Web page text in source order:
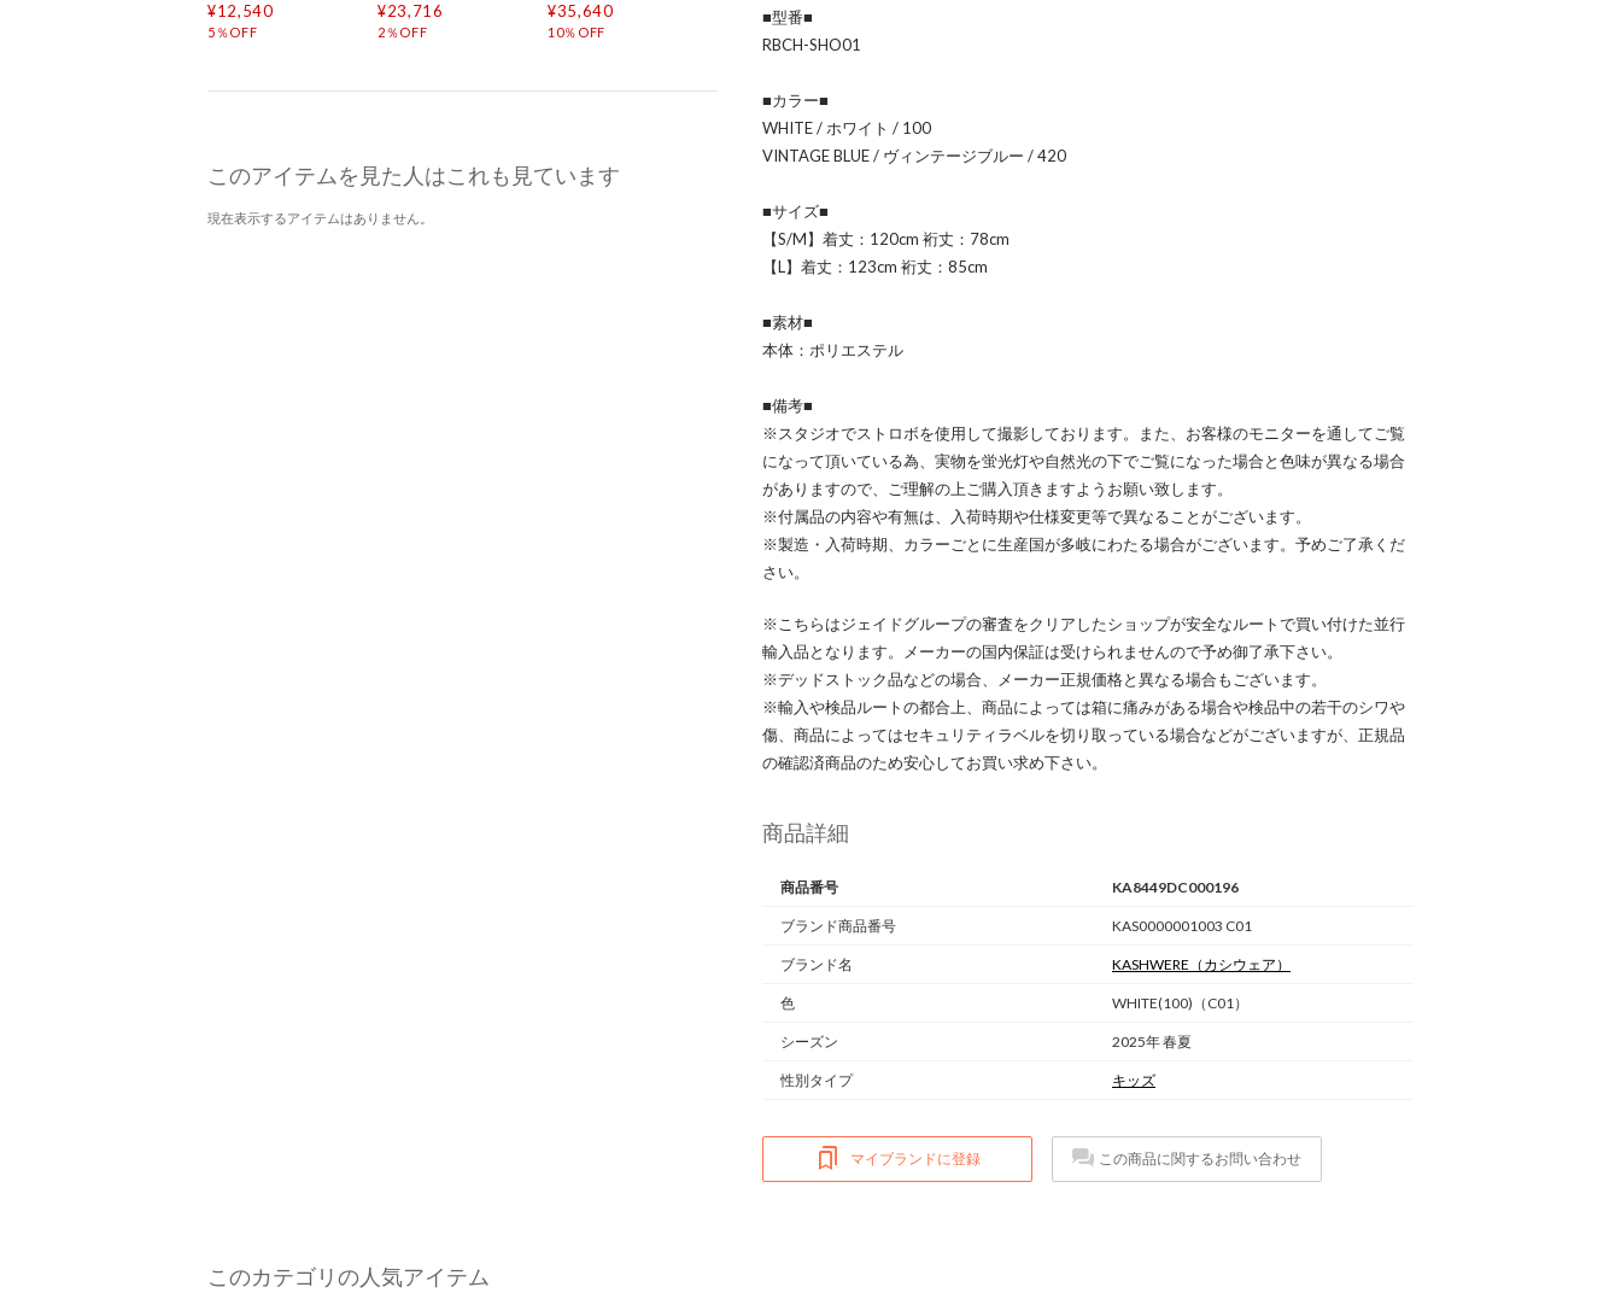
¥12,540
5％OFF
¥23,716
2％OFF
¥35,640
10％OFF
このアイテムを見た人はこれも見ています
現在表示するアイテムはありません。
■型番■
RBCH-SHO01
■カラー■
WHITE / ホワイト / 100
VINTAGE BLUE / ヴィンテージブルー / 420
■サイズ■
【S/M】着丈：120cm 裄丈：78cm
【L】着丈：123cm 裄丈：85cm
■素材■
本体：ポリエステル
■備考■
※スタジオでストロボを使用して撮影しております。また、お客様のモニターを通してご覧
になって頂いている為、実物を蛍光灯や自然光の下でご覧になった場合と色味が異なる場合
がありますので、ご理解の上ご購入頂きますようお願い致します。
※付属品の内容や有無は、入荷時期や仕様変更等で異なることがございます。
※製造・入荷時期、カラーごとに生産国が多岐にわたる場合がございます。予めご了承くだ
さい。
※こちらはジェイドグループの審査をクリアしたショップが安全なルートで買い付けた並行
輸入品となります。メーカーの国内保証は受けられませんので予め御了承下さい。
※デッドストック品などの場合、メーカー正規価格と異なる場合もございます。
※輸入や検品ルートの都合上、商品によっては箱に痛みがある場合や検品中の若干のシワや
傷、商品によってはセキュリティラベルを切り取っている場合などがございますが、正規品
の確認済商品のため安心してお買い求め下さい。
商品詳細
商品番号 KA8449DC000196
ブランド商品番号 KAS0000001003 C01
ブランド名 KASHWERE （カシウェア）
色 WHITE(100)（C01）
シーズン 2025年 春夏
性別タイプ キッズ
マイブランドに登録 この商品に関するお問い合わせ
このカテゴリの人気アイテム